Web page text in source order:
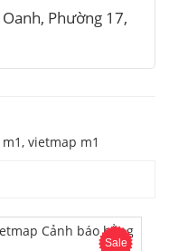
Phường 17,
, vietmap m1
Sale